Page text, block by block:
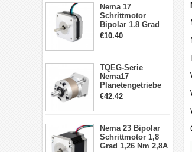
Nema 17
Schrittmotor
Bipolar 1.8 Grad
8.7Ncm 1A 3.5V 4
€10.40
TQEG-Serie
Nema17
Planetengetriebe
10:1 Spiel 15Arc-
€42.42
Nema 23 Bipolar
Schrittmotor 1,8
Grad 1,26 Nm 2,8A